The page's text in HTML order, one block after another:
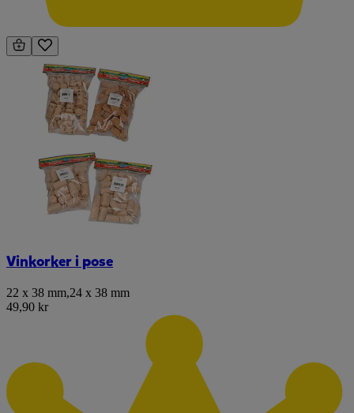
Vinkorker i pose
22 x 38 mm,24 x 38 mm
49,90 kr